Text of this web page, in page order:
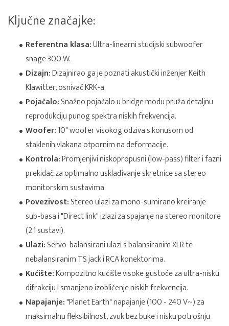
Ključne značajke:
Referentna klasa:Ultra-linearni studijski subwoofer
snage 300 W.
Dizajn:Dizajnirao ga je poznati akustički inženjer Keith
Klawitter, osnivač KRK-a.
Pojačalo:Snažno pojačalo u bridge modu pruža detaljnu
reprodukciju punog spektra niskih frekvencija.
Woofer:10" woofer visokog odziva s konusom od
staklenih vlakana otpornim na deformacije.
Kontrola:Promjenjivi niskopropusni (low-pass) filter i fazni
prekidač za optimalno usklađivanje skretnice sa stereo
monitorskim sustavima.
Povezivost:Stereo ulazi za mono-sumirano kreiranje
sub-basa i "Direct link" izlazi za spajanje na stereo monitore
(2.1 sustavi).
Ulazi:Servo-balansirani ulazi s balansiranim XLR te
nebalansiranim TS jack i RCA konektorima.
Kućište:Kompozitno kućište visoke gustoće za ultra-nisku
difrakciju i smanjeno izobličenje niskih frekvencija.
Napajanje:"Planet Earth" napajanje (100 - 240 V~) za
maksimalnu fleksibilnost, zvuk bez buke i nisku potrošnju